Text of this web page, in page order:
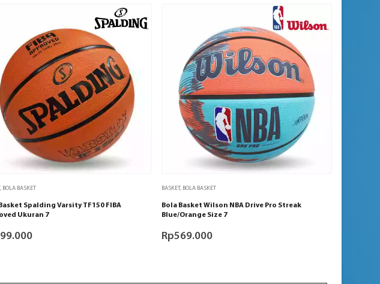
, BOLA BASKET
Spalding Varsity TF150 FIBA
Ukuran 7
BASKET, BOLA BASKET
Bola Basket Wilson NBA Drive Pro Streak
Blue/Orange Size 7
Rp569.000